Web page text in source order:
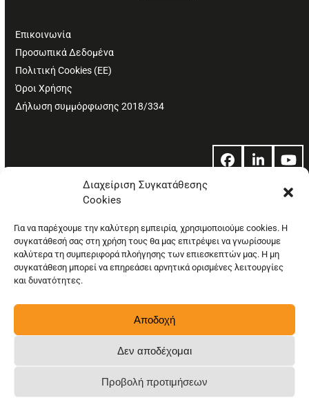
Διαχείριση Συγκατάθεσης
Cookies
Για να παρέχουμε την καλύτερη εμπειρία, χρησιμοποιούμε cookies. Η
συγκατάθεσή σας στη χρήση τους θα μας επιτρέψει να γνωρίσουμε
καλύτερα τη συμπεριφορά πλοήγησης των επιεσκεπτών μας. Η μη
συγκατάθεση μπορεί να επηρεάσει αρνητικά ορισμένες λειτουργίες
και δυνατότητες.
Αποδοχή
Δεν αποδέχομαι
Προβολή προτιμήσεων
Επικοινωνία
Προσωπικά Δεδομένα
Πολιτική Cookies (ΕΕ)
Όροι Χρήσης
Δήλωση συμμόρφωσης 2018/334
Facebook
LinkedIn
© Copyright: Ethos Media S.A.